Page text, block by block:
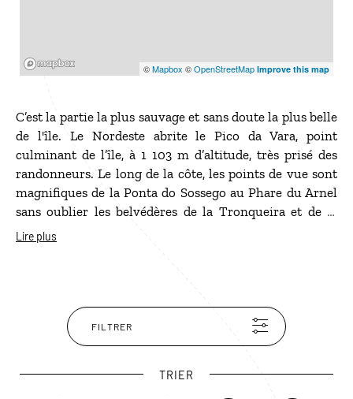
©Mapbox ©OpenStreetMap Improve this map
C’est la partie la plus sauvage et sans doute la plus belle
de l'île. Le Nordeste abrite le Pico da Vara, point
culminant de l’île, à 1 103 m d’altitude, très prisé des
randonneurs. Le long de la côte, les points de vue sont
magnifiques de la Ponta do Sossego au Phare du Arnel
sans oublier les belvédères de la Tronqueira et de la
Ponta da Madrugada. Ce cap est entouré de
cascade nichée dans un paysage exubérant. Le Nordeste
possède aussi de belles églises qui valent le détour.
Lire plus
FILTRER
TRIER